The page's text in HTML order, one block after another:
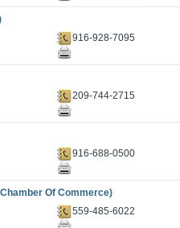
916-928-7095
209-744-2715
916-688-0500
Of Commerce)
559-485-6022